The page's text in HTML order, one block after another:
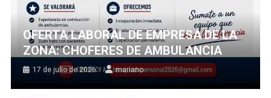
OFERTA LABORAL DE EMPRESA DE LA
ZONA: CHOFERES DE AMBULANCIA
17 de julio de 2026 mariano